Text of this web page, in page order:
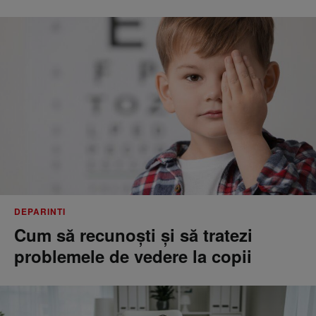
DEPARINTI
Cum să recunoști și să tratezi
problemele de vedere la copii